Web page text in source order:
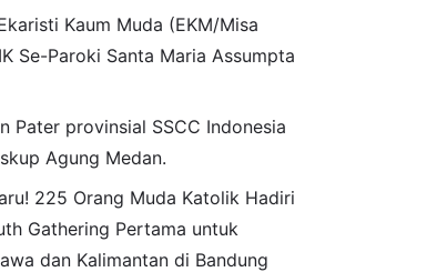
Kaum Muda (EKM/Misa
Se-Paroki Santa Maria Assumpta
Pater provinsial SSCC Indonesia
Agung Medan.
225 Orang Muda Katolik Hadiri
Gathering Pertama untuk
dan Kalimantan di Bandung